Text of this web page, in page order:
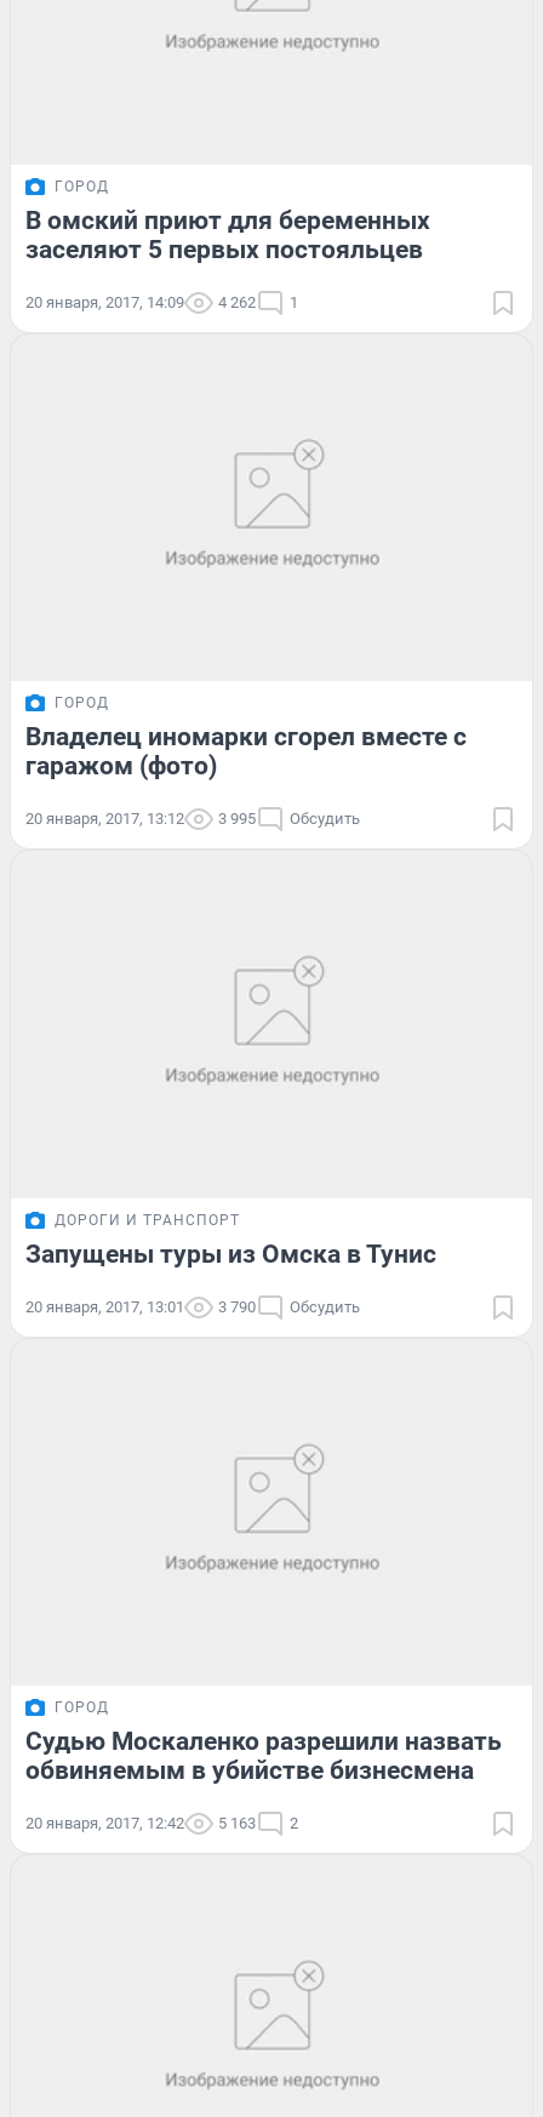
ГОРОД
В омский приют для беременных
заселяют 5 первых постояльцев
20 января, 2017, 14:09 4 262 1
ГОРОД
Владелец иномарки сгорел вместе с
гаражом (фото)
20 января, 2017, 13:12 3 995 Обсудить
ДОРОГИ И ТРАНСПОРТ
Запущены туры из Омска в Тунис
20 января, 2017, 13:01 3 790 Обсудить
ГОРОД
Судью Москаленко разрешили назвать
обвиняемым в убийстве бизнесмена
20 января, 2017, 12:42 5 163 2